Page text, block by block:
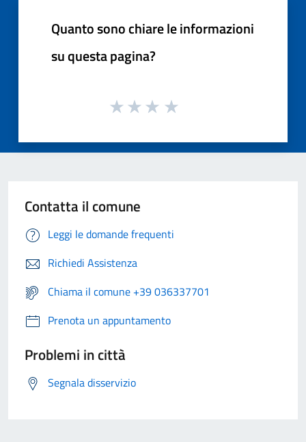
Quanto sono chiare le informazioni
su questa pagina?
Contatta il comune
Leggi le domande frequenti
Richiedi Assistenza
Chiama il comune +39 036337701
Prenota un appuntamento
Problemi in città
Segnala disservizio